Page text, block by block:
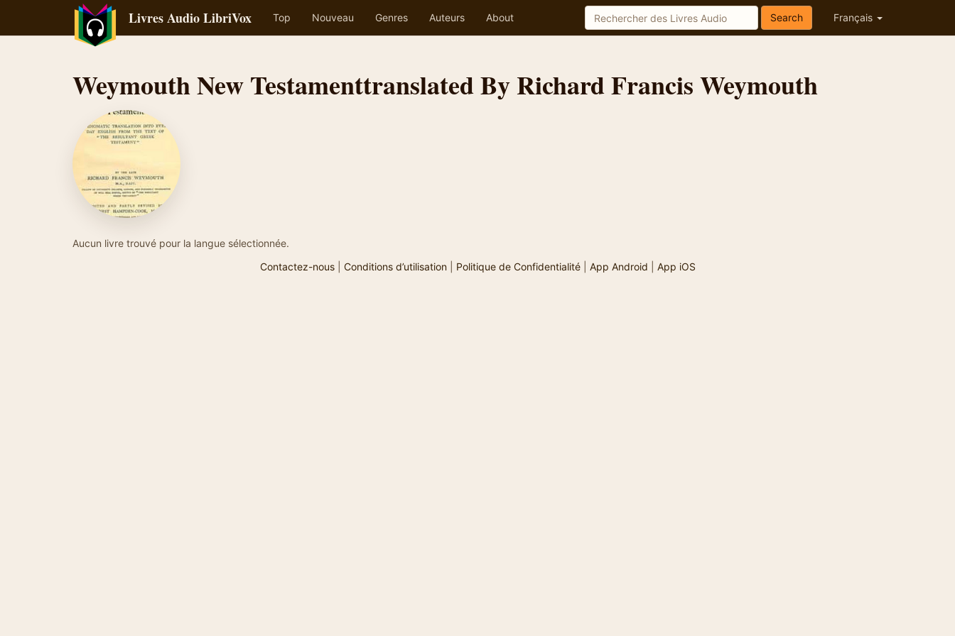
Livres Audio LibriVox Top Nouveau Genres Auteurs About Français
Search
Weymouth New Testamenttranslated By Richard Francis Weymouth
Aucun livre trouvé pour la langue sélectionnée.
Contactez-nous| Conditions d’utilisation| Politique de Confidentialité| App Android App iOS